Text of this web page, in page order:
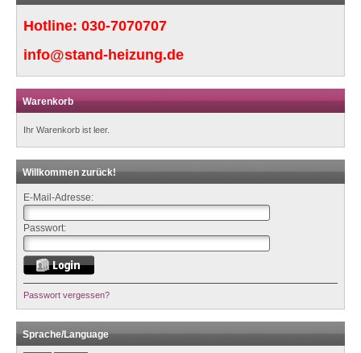
Hotline: 030-7070707
info@stand-heizung.de
Warenkorb
Ihr Warenkorb ist leer.
Willkommen zurück!
E-Mail-Adresse:
Passwort:
Passwort vergessen?
Sprache/Language